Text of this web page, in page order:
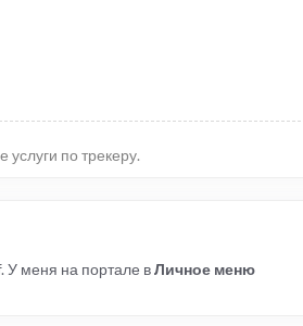
по трекеру.
У меня на портале вЛичное меню